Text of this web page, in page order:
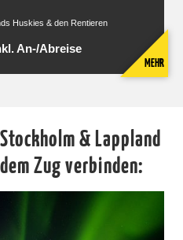
Huskies & den Rentieren
An-/Abreise
MEHR
& Lappland
Zug verbinden: